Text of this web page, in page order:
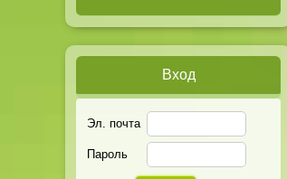
Вход
Эл. почта
Пароль